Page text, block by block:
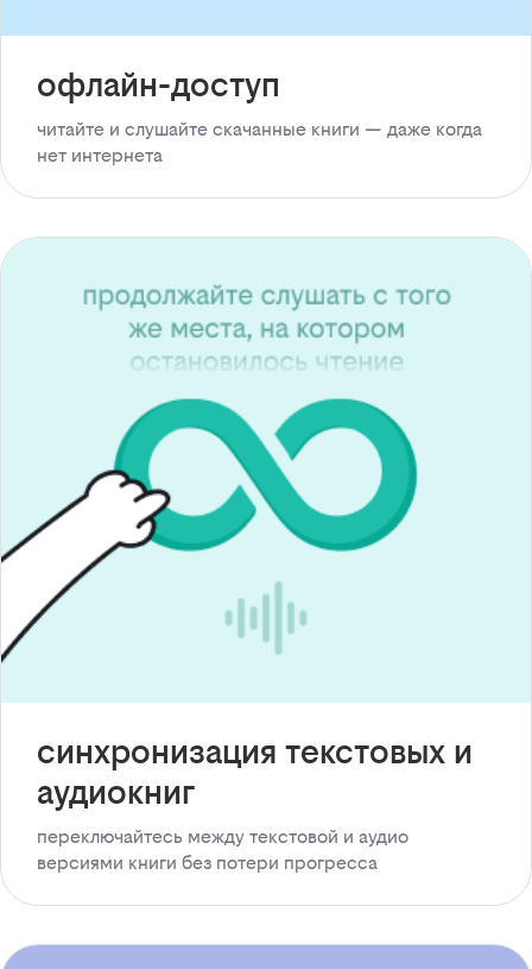
офлайн-доступ
читайте и слушайте скачанные книги — даже когда
нет интернета
синхронизация текстовых и
аудиокниг
переключайтесь между текстовой и аудио
версиями книги без потери прогресса